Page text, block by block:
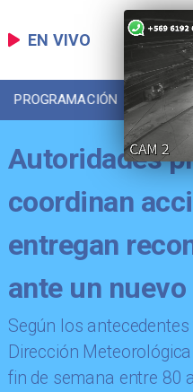
EN VIVO
PROGRAMACIÓN
Autoridades
coordinan
entregan
ante un
Según los
Dirección
fin de semana entre 80